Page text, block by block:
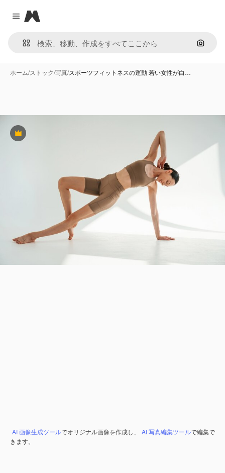
Close menu
Magnific
画像で
ホーム/ストック/写真/スポーツフィットネスの運動 若い女性が白…
Premium
AI 画像生成ツールでオリジナル画像を作成し、 AI 写真編集ツールで編集で
きます。